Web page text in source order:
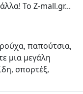
To Ζ-mall.gr...
παπούτσια,
μια μεγάλη
σπορτέξ,